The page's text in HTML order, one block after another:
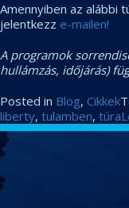
Amennyiben az alábbi
jelentkezz e-mailen!
A programok
hullámzás, időjárás)
Posted in Blog, Cikkek
liberty, tulamben, túra